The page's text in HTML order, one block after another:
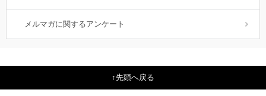
メルマガに関するアンケート
先頭へ戻る